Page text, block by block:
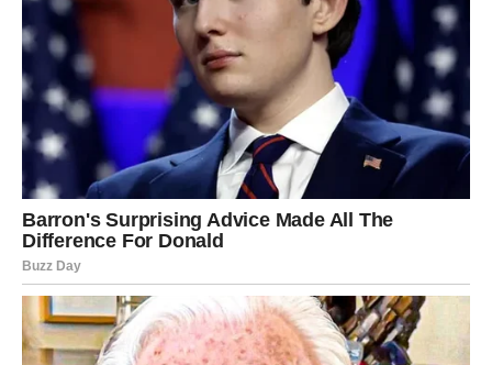
Godinu dana kasnije, Snežana priznaje da nije potpuno
prebolela, ali da je naučila važnu lekciju – da ne zavisi od
tuđih odluka
Izbor je bio njen , a sada je verovala usvoju
snagu i intuiciju. Zlatibor joj je doneo više od odmora – on je
postao simbol trenutka kada je konačno donela odluku da više
nikada ne okrene glavu od istine, bez obzira na to koliko je ona
bolna.